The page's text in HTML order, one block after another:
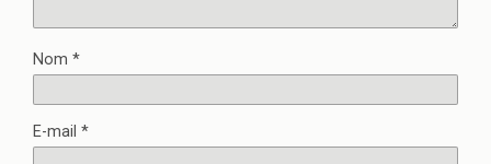
Nom *
E-mail *